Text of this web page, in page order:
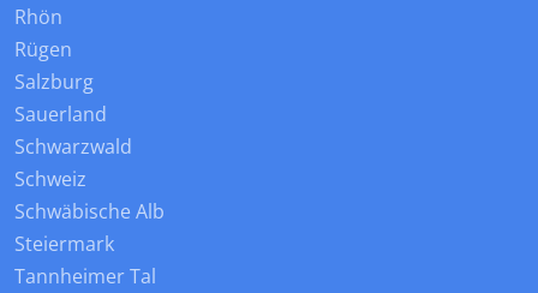
Rhön
Rügen
Salzburg
Sauerland
Schwarzwald
Schweiz
Schwäbische Alb
Steiermark
Tannheimer Tal